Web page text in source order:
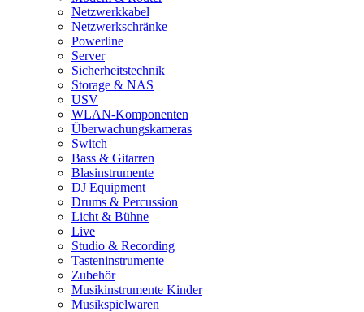
Netzwerkkabel
Netzwerkschränke
Powerline
Server
Sicherheitstechnik
Storage & NAS
USV
WLAN-Komponenten
Überwachungskameras
Switch
Bass & Gitarren
Blasinstrumente
DJ Equipment
Drums & Percussion
Licht & Bühne
Live
Studio & Recording
Tasteninstrumente
Zubehör
Musikinstrumente Kinder
Musikspielwaren